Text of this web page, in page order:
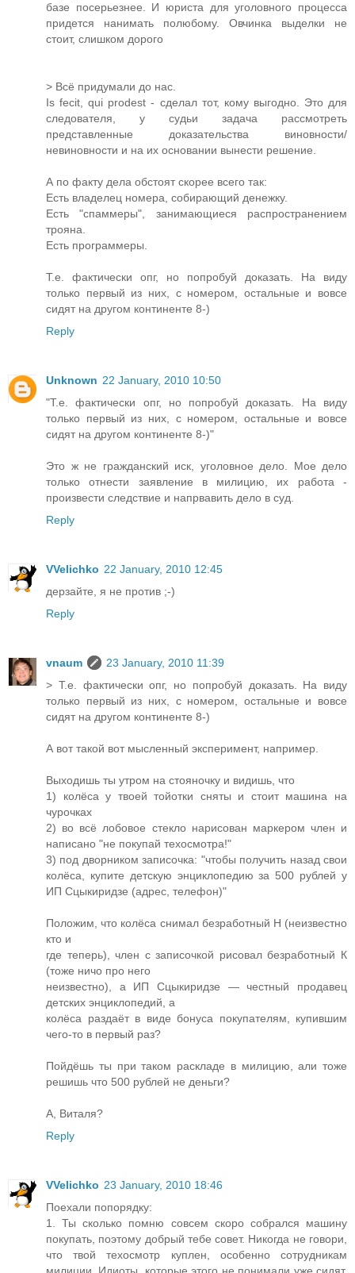
базе посерьезнее. И юриста для уголовного процесса
придется нанимать полюбому. Овчинка выделки не
стоит, слишком дорого
> Всё придумали до нас.
Is fecit, qui prodest - сделал тот, кому выгодно. Это для
следователя, у судьи задача рассмотреть
представленные доказательства виновности/
невиновности и на их основании вынести решение.
А по факту дела обстоят скорее всего так:
Есть владелец номера, собирающий денежку.
Есть "спаммеры", занимающиеся распространением
трояна.
Есть программеры.
Т.е. фактически опг, но попробуй доказать. На виду
только первый из них, с номером, остальные и вовсе
сидят на другом континенте 8-)
Reply
Unknown 22 January, 2010 10:50
"Т.е. фактически опг, но попробуй доказать. На виду
только первый из них, с номером, остальные и вовсе
сидят на другом континенте 8-)"
Это ж не гражданский иск, уголовное дело. Мое дело
только отнести заявление в милицию, их работа -
произвести следствие и напрвавить дело в суд.
Reply
VVelichko 22 January, 2010 12:45
дерзайте, я не против ;-)
Reply
vnaum
23 January, 2010 11:39
> Т.е. фактически опг, но попробуй доказать. На виду
только первый из них, с номером, остальные и вовсе
сидят на другом континенте 8-)
А вот такой вот мысленный эксперимент, например.
Выходишь ты утром на стояночку и видишь, что
1) колёса у твоей тойотки сняты и стоит машина на
чурочках
2) во всё лобовое стекло нарисован маркером член и
написано "не покупай техосмотра!"
3) под дворником записочка: "чтобы получить назад свои
колёса, купите детскую энциклопедию за 500 рублей у
ИП Сцыкиридзе (адрес, телефон)"
Положим, что колёса снимал безработный Н (неизвестно
кто и
где теперь), член с записочкой рисовал безработный К
(тоже ничо про него
неизвестно), а ИП Сцыкиридзе — честный продавец
детских энциклопедий, а
колёса раздаёт в виде бонуса покупателям, купившим
чего-то в первый раз?
Пойдёшь ты при таком раскладе в милицию, али тоже
решишь что 500 рублей не деньги?
А, Виталя?
Reply
VVelichko 23 January, 2010 18:46
Поехали попорядку:
1. Ты сколько помню совсем скоро собрался машину
покупать, поэтому добрый тебе совет. Никогда не говори,
что твой техосмотр куплен, особенно сотрудникам